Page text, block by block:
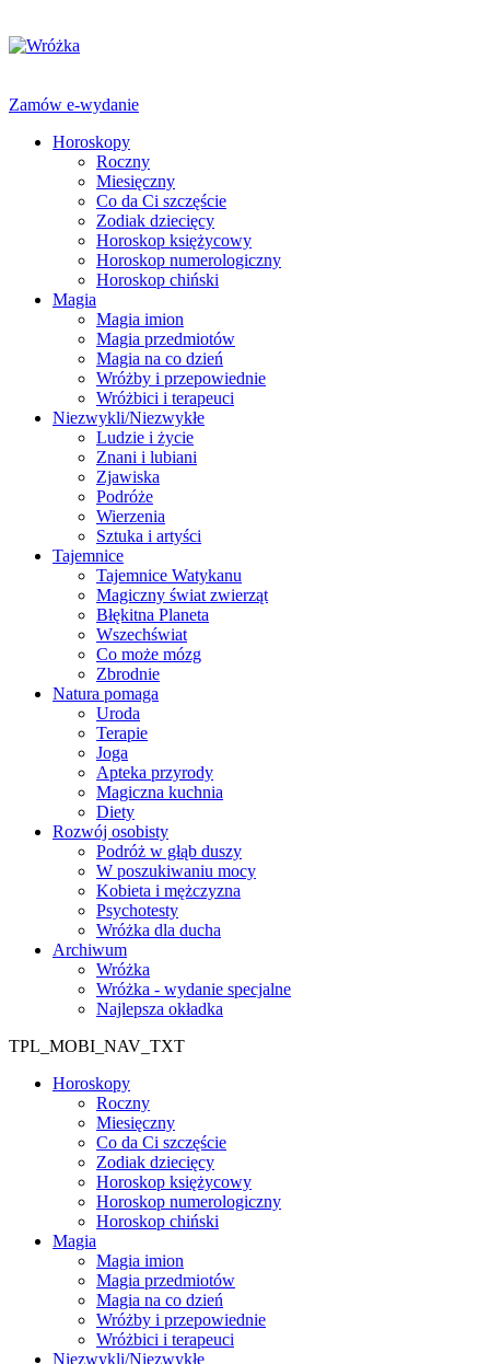
Zamów e-wydanie
Horoskopy
Roczny
Miesięczny
Co da Ci szczęście
Zodiak dziecięcy
Horoskop księżycowy
Horoskop numerologiczny
Horoskop chiński
Magia
Magia imion
Magia przedmiotów
Magia na co dzień
Wróżby i przepowiednie
Wróżbici i terapeuci
Niezwykli/Niezwykłe
Ludzie i życie
Znani i lubiani
Zjawiska
Podróże
Wierzenia
Sztuka i artyści
Tajemnice
Tajemnice Watykanu
Magiczny świat zwierząt
Błękitna Planeta
Wszechświat
Co może mózg
Zbrodnie
Natura pomaga
Uroda
Terapie
Joga
Apteka przyrody
Magiczna kuchnia
Diety
Rozwój osobisty
Podróż w głąb duszy
W poszukiwaniu mocy
Kobieta i mężczyzna
Psychotesty
Wróżka dla ducha
Archiwum
Wróżka
Wróżka - wydanie specjalne
Najlepsza okładka
TPL_MOBI_NAV_TXT
Horoskopy
Roczny
Miesięczny
Co da Ci szczęście
Zodiak dziecięcy
Horoskop księżycowy
Horoskop numerologiczny
Horoskop chiński
Magia
Magia imion
Magia przedmiotów
Magia na co dzień
Wróżby i przepowiednie
Wróżbici i terapeuci
Niezwykli/Niezwykłe